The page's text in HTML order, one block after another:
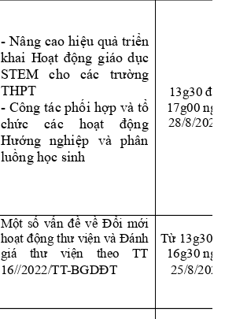
- Nâng cao hiệu quả triển
khai Hoạt động giáo dục
STEM
cho các trường
THPT
- Công tác phối hợp và tổ
chức
các hoạt
động
Hướng nghiệp và phân
luồng học sinh
13g30
17g00
28/8/2025.
Một số vấn đề về Đổi mới
hoạt động thư viện và Đánh
giá
thư viện theo
TT
16//2022/TT-BGDĐT
Từ 13g30
16g30
25/8/2025